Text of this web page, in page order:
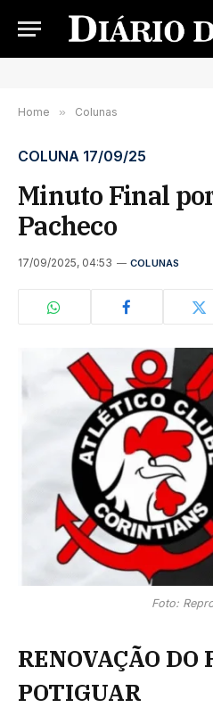
Home » Colunas
COLUNA 17/09/25
Minuto Final
Pacheco
17/09/2025, 04:53 COLUNAS
Foto:
RENOVAÇÃO DO
POTIGUAR